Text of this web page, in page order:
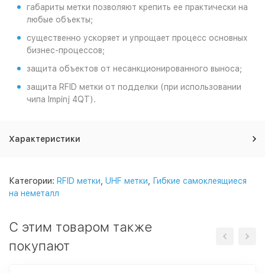
габариты метки позволяют крепить ее практически на
любые объекты;
существенно ускоряет и упрощает процесс основных
бизнес-процессов;
защита объектов от несанкционированного выноса;
защита RFID метки от подделки (при использовании
чипа Impinj 4QT).
Характеристики
Категории: RFID метки UHF метки
Гибкие самоклеящиеся
на неметалл
С этим товаром также
покупают